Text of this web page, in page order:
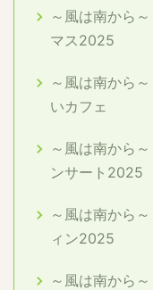
～風は南から
マス2025
～風は南から
いカフェ
～風は南から
ンサート2025
～風は南から
ィン2025
～風は南から